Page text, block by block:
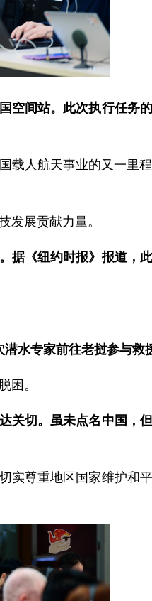
空间站。此次执行任务
载人航天事业的又一里
发展贡献力量。
据《纽约时报》报道，
水专家前往老挝参与救
困。
关切。虽未点名中国，
尊重地区国家维护和